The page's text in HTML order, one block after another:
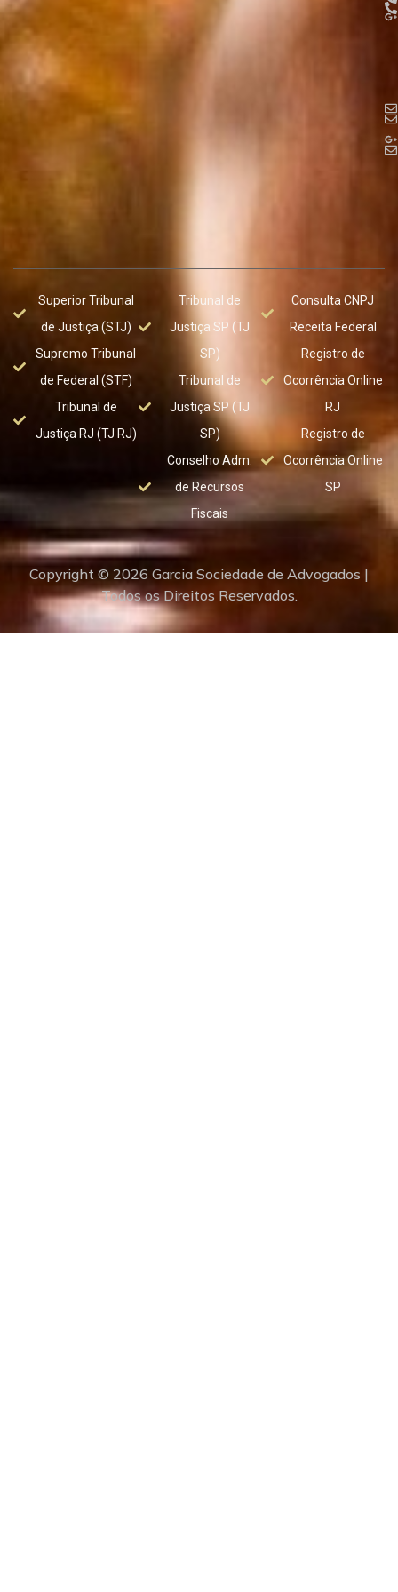
Superior Tribunal
de Justiça (STJ)
Supremo Tribunal
de Federal (STF)
Tribunal de
Justiça RJ (TJ RJ)
Tribunal de
Justiça SP (TJ
SP)
Tribunal de
Justiça SP (TJ
SP)
Conselho Adm.
de Recursos
Fiscais
Consulta CNPJ
Receita Federal
Registro de
Ocorrência Online
RJ
Registro de
Ocorrência Online
SP
Copyright © 2026 Garcia Sociedade de Advogados |
Todos os Direitos Reservados.